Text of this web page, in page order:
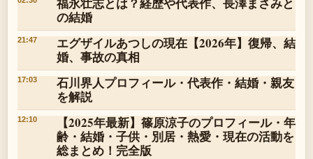
の結婚
21:47
エグザイルあつしの現在【2026年】復帰、結
婚、事故の真相
17:03
石川界人プロフィール・代表作・結婚・親友
を解説
12:10
【2025年最新】篠原涼子のプロフィール・年
齢・結婚・子供・別居・熱愛・現在の活動を
総まとめ！完全版